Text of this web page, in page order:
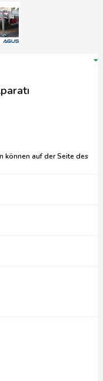
können auf der Seite des